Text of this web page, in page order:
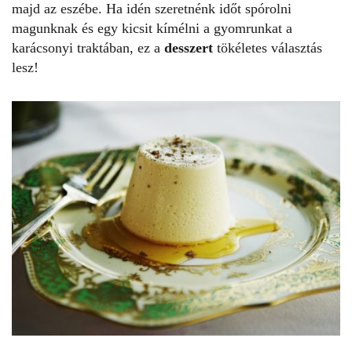
majd az eszébe. Ha idén szeretnénk időt spórolni
magunknak és egy kicsit kímélni a gyomrunkat a
karácsonyi traktában, ez a desszert tökéletes választás
lesz!